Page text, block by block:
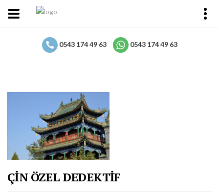
0543 174 49 63 0543 174 49 63
ÇİN ÖZEL DEDEKTİF